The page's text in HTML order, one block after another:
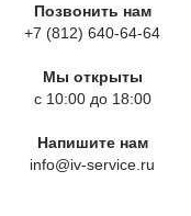
Позвонить нам
+7 (812) 640-64-64
Мы открыты
с 10:00 до 18:00
Напишите нам
info@iv-service.ru